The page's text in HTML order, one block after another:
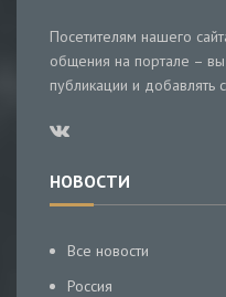
Посетителям нашего
общения на портале –
публикации и добавлять
НОВОСТИ
Все новости
Россия